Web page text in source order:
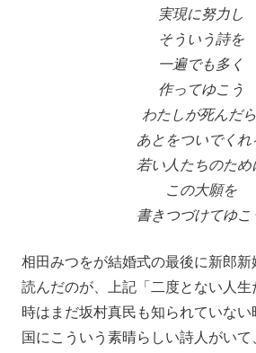
実現に努力し
そういう詩を
一遍でも多く
作ってゆこう
わたしが死んだら
あとをついでくれ
若い人たちのため
この大願を
書きつづけてゆこ
相田みつをが結婚式の最後に新郎新
読んだのが、上記「二度とない人生
時はまだ坂村真民も知られていな
国にこういう素晴らしい詩人がい